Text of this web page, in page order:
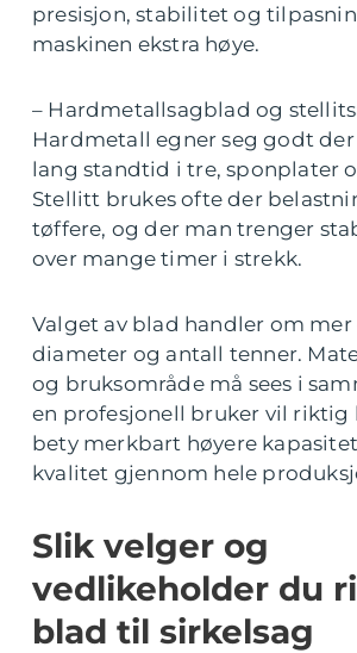
presisjon, stabilitet og
maskinen ekstra høye.
– Hardmetallsagblad og
Hardmetall egner seg godt der
lang standtid i tre, sponplater
Stellitt brukes ofte der
tøffere, og der man trenger
over mange timer i strekk.
Valget av blad handler om mer
diameter og antall tenner.
og bruksområde må sees i
en profesjonell bruker vil riktig
bety merkbart høyere
kvalitet gjennom hele
Slik velger og
vedlikeholder du
blad til sirkelsag